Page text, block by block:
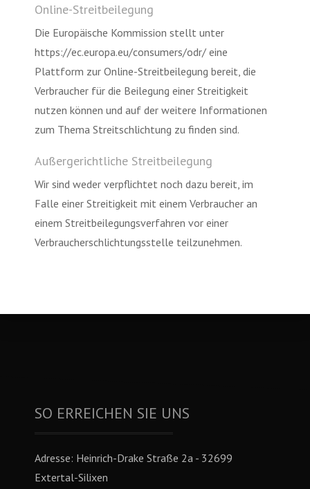
Online-Streitbeilegung
Die Europäische Kommission stellt unter
https://ec.europa.eu/consumers/odr/ eine
Plattform zur Online-Streitbeilegung bereit, die
Verbraucher für die Beilegung einer Streitigkeit
nutzen können und auf der weitere Informationen
zum Thema Streitschlichtung zu finden sind.
Außergerichtliche Streitbeilegung
Wir sind weder verpflichtet noch dazu bereit, im
Falle einer Streitigkeit mit einem Verbraucher an
einem Streitbeilegungsverfahren vor einer
Verbraucherschlichtungsstelle teilzunehmen.
SO ERREICHEN SIE UNS
Adresse: Heinrich-Drake Straße 2a - 32699
Extertal-Silixen